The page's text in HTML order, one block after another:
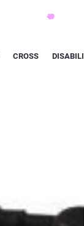
CROSS DISABILI